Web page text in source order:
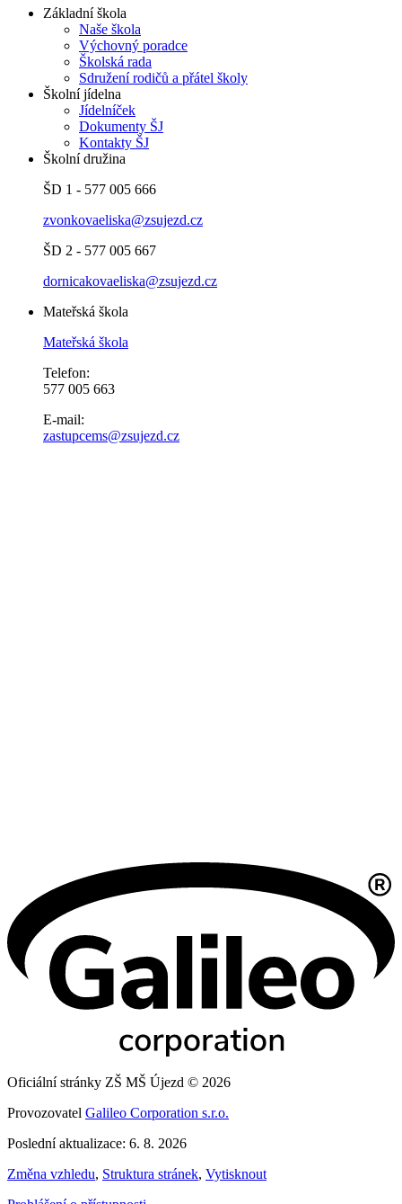
Základní škola
Naše škola
Výchovný poradce
Školská rada
Sdružení rodičů a přátel školy
Školní jídelna
Jídelníček
Dokumenty ŠJ
Kontakty ŠJ
Školní družina
ŠD 1 - 577 005 666
zvonkovaeliska@zsujezd.cz
ŠD 2 - 577 005 667
dornicakovaeliska@zsujezd.cz
Mateřská škola
Mateřská škola
Telefon:
577 005 663
E-mail:
zastupcems@zsujezd.cz
Oficiální stránky ZŠ MŠ Újezd © 2026
Provozovatel Galileo Corporation s.r.o.
Poslední aktualizace: 6. 8. 2026
Změna vzhledu, Struktura stránek, Vytisknout